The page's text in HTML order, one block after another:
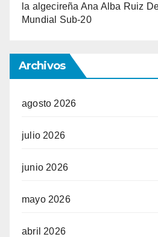
la algecireña Ana Alba Ruiz
Mundial Sub-20
Archivos
agosto 2026
julio 2026
junio 2026
mayo 2026
abril 2026